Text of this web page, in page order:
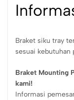
Braket siku tray
sesuai kebutuhan
Braket Mounting
kami!
Informasi